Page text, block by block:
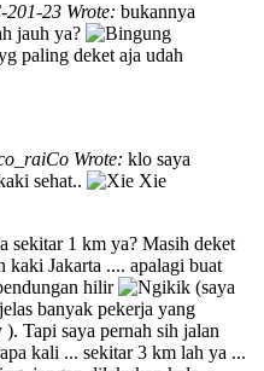
201-23 Wrote: bukannya
jauh ya?
paling deket aja udah
Wrote: klo saya
sehat..
sekitar 1 km ya? Masih deket
kaki Jakarta .... apalagi buat
hilir
(saya
banyak pekerja yang
Tapi saya pernah sih jalan
kali ... sekitar 3 km lah ya ...